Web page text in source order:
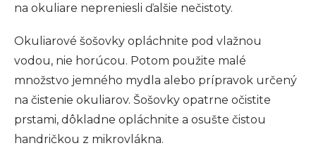
na okuliare nepreniesli ďalšie nečistoty.
Okuliarové šošovky opláchnite pod vlažnou
vodou, nie horúcou. Potom použite malé
množstvo jemného mydla alebo prípravok určený
na čistenie okuliarov. Šošovky opatrne očistite
prstami, dôkladne opláchnite a osušte čistou
handričkou z mikrovlákna.